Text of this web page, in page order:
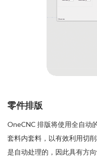
零件排版
OneCNC 排版将使用全自动
套料内套料，以有效利用切
是自动处理的，因此具有方